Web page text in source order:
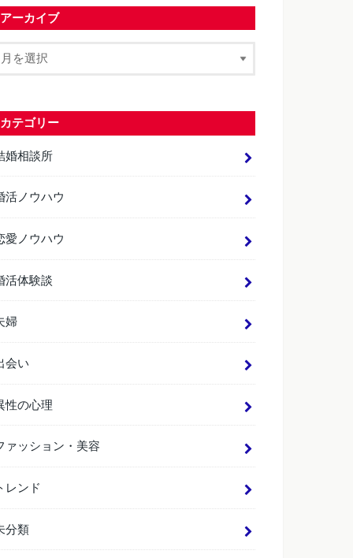
アーカイブ
カテゴリー
婚相談所
活ノウハウ
愛ノウハウ
活体験談
婦
会い
性の心理
ァッション・美容
レンド
分類